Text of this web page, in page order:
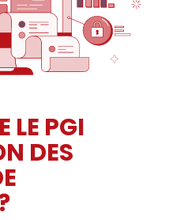
LE PGI
DES